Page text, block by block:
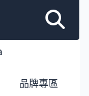
品牌專區